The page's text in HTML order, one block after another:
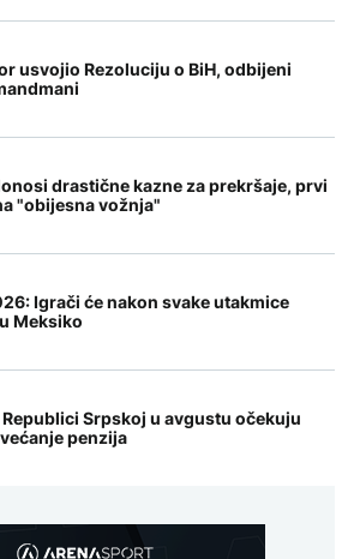
usvojio Rezoluciju o BiH, odbijeni
drastične kazne za prekršaje, prvi
"obijesna vožnja"
Igrači će nakon svake utakmice
Meksiko
Srpskoj u avgustu očekuju
penzija